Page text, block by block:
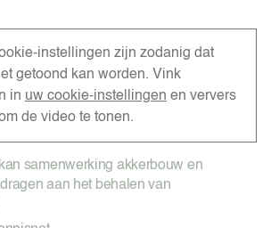
instellingen zijn zodanig dat
getoond kan worden. Vink
in uw cookie-instellingen en ververs
de video te tonen.
samenwerking akkerbouw en
aan het behalen van